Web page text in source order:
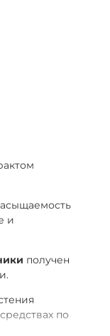
и
получен
по